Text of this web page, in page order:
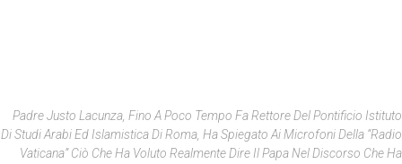
Padre Justo Lacunza, Fino A Poco Tempo Fa Rettore Del Pontificio Istituto
Di Studi Arabi Ed Islamistica Di Roma, Ha Spiegato Ai Microfoni Della “Radio
Vaticana” Ciò Che Ha Voluto Realmente Dire Il Papa Nel Discorso Che Ha